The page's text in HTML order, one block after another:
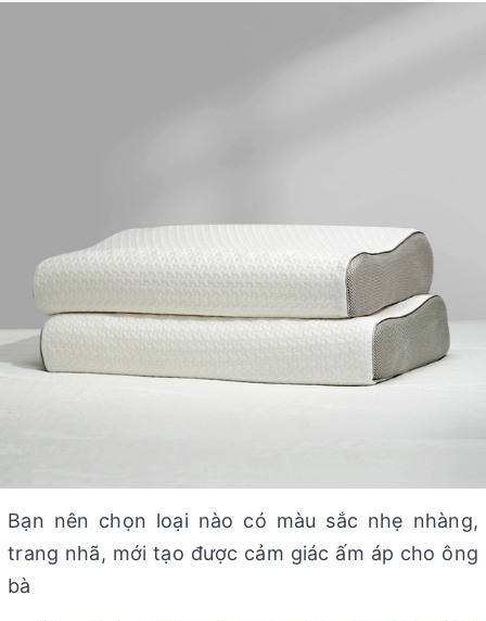
Bạn nên chọn loại nào có màu sắc nhẹ nhàng,
trang nhã, mới tạo được cảm giác ấm áp cho ông
bà